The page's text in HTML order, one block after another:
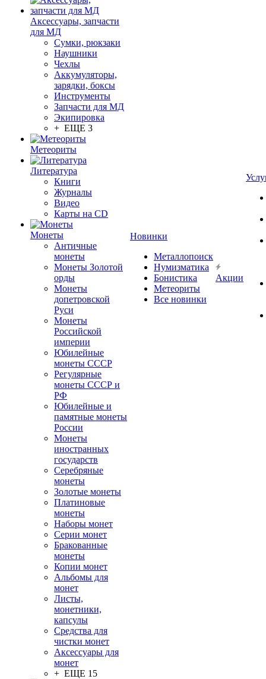
Аксессуары, запчасти
для МД
Сумки, рюкзаки
Наушники
Чехлы
Аккумуляторы,
зарядки, боксы
Инструменты
Запчасти для МД
Экипировка
+ ЕЩЕ 3
Метеориты
Литература
Книги
Журналы
Видео
Карты на CD
Монеты
Античные
монеты
Монеты Золотой
орды
Монеты
допетровской
Руси
Монеты
Российской
империи
Юбилейные
монеты СССР
Регулярные
монеты СССР и
РФ
Юбилейные и
памятные монеты
России
Монеты
иностранных
государств
Серебряные
монеты
Золотые монеты
Платиновые
монеты
Наборы монет
Серии монет
Бракованные
монеты
Копии монет
Альбомы для
монет
Листы,
монетники,
капсулы
Средства для
чистки монет
Аксессуары для
монет
+ ЕЩЕ 15
Новинки
Металлопоиск
Нумизматика
Бонистика
Метеориты
Все новинки
Акции